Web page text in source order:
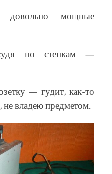
довольно мощные
по стенкам —
— гудит, как-то
не владею предметом.